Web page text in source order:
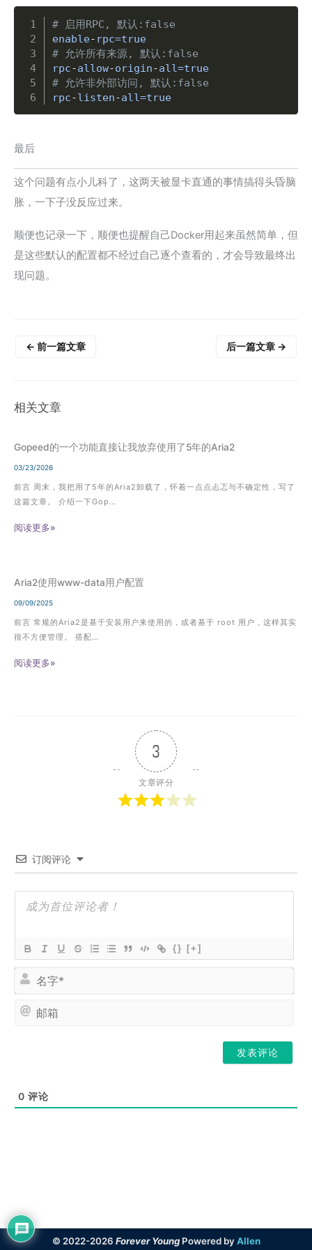
# 启用RPC, 默认:false
enable-
# 允许所有来源, 默认:false
rpc-allow-origin-
# 允许非外部访问, 默认:false
rpc-listen-all=true
最后
这个问题有点小儿科了，这两天被显卡直通的事情搞得头昏脑
胀，一下子没反应过来。
顺便也记录一下，顺便也提醒自己Docker用起来虽然简单，但
是这些默认的配置都不经过自己逐个查看的，才会导致最终出
现问题。
← 前一篇文章 后一篇文章 →
相关文章
Gopeed的一个功能直接让我放弃使用了5年的Aria2
03/23/2026
前言 周末，我把用了5年的Aria2卸载了，怀着一点点忐忑与不确定性，写了
这篇文章。 介绍一下Gop…
阅读更多»
Aria2使用www-data用户配置
09/09/2025
前言 常规的Aria2是基于安装用户来使用的，或者基于 root 用户，这样其实
很不方便管理。 搭配…
阅读更多»
3
文章评分
订阅评论
{} [+]
名
0 评论
© 2022-2026 Forever YoungPowered by Allen